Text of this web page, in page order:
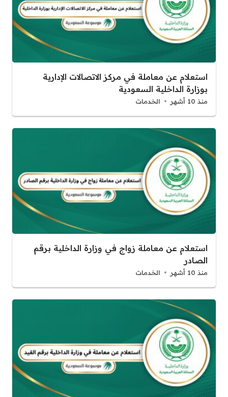
استعلام عن معاملة في مركز الاتصالات الإدارية
بوزارة الداخلية السعودية
منذ 10 أشهر الخدمات
استعلام عن معاملة زواج في وزارة الداخلية برقم
الصادر
منذ 10 أشهر الخدمات